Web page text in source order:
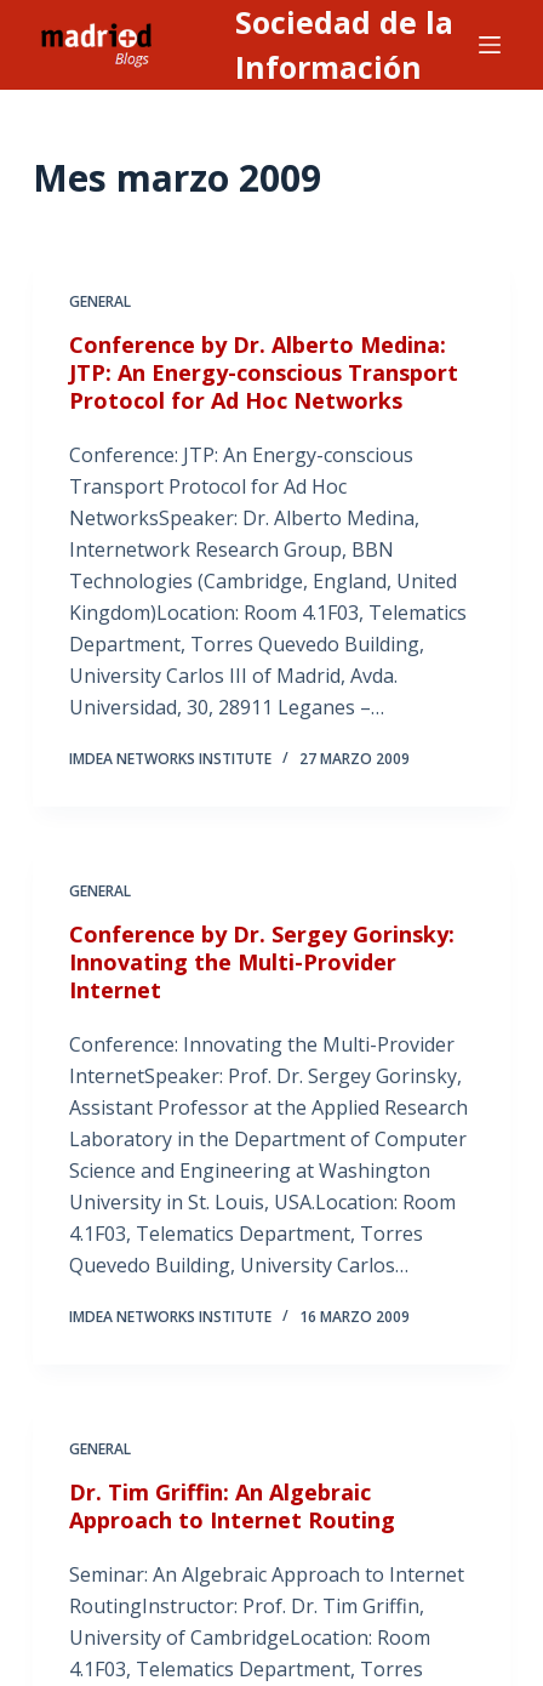
l
Sociedad de la
Información
Mes marzo 2009
GENERAL
Conference by Dr. Alberto Medina:
JTP: An Energy-conscious Transport
Protocol for Ad Hoc Networks
Conference: JTP: An Energy-conscious
Transport Protocol for Ad Hoc
NetworksSpeaker: Dr. Alberto Medina,
Internetwork Research Group, BBN
Technologies (Cambridge, England, United
Kingdom)Location: Room 4.1F03, Telematics
Department, Torres Quevedo Building,
University Carlos III of Madrid, Avda.
Universidad, 30, 28911 Leganes –…
IMDEA NETWORKS INSTITUTE 27 MARZO 2009
GENERAL
Conference by Dr. Sergey Gorinsky:
Innovating the Multi-Provider
Internet
Conference: Innovating the Multi-Provider
InternetSpeaker: Prof. Dr. Sergey Gorinsky,
Assistant Professor at the Applied Research
Laboratory in the Department of Computer
Science and Engineering at Washington
University in St. Louis, USA.Location: Room
4.1F03, Telematics Department, Torres
Quevedo Building, University Carlos…
IMDEA NETWORKS INSTITUTE 16 MARZO 2009
GENERAL
Dr. Tim Griffin: An Algebraic
Approach to Internet Routing
Seminar: An Algebraic Approach to Internet
RoutingInstructor: Prof. Dr. Tim Griffin,
University of CambridgeLocation: Room
4.1F03, Telematics Department, Torres